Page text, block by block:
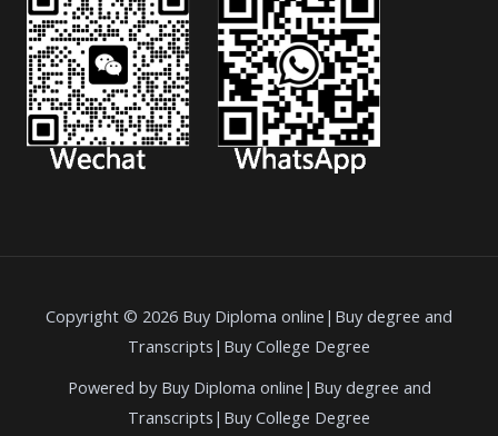
Copyright © 2026 Buy Diploma online|Buy degree and
Transcripts|Buy College Degree
Powered by Buy Diploma online|Buy degree and
Transcripts|Buy College Degree